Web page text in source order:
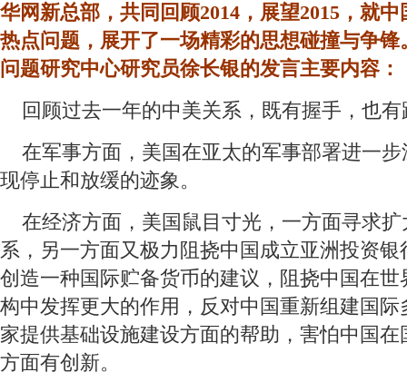
华网新总部，共同回顾2014，展望2015，就
热点问题，展开了一场精彩的思想碰撞与争
问题研究中心研究员徐长银的发言主要内容：
回顾过去一年的中美关系，既有握手，也有
在军事方面，美国在亚太的军事部署进一步
现停止和放缓的迹象。
在经济方面，美国鼠目寸光，一方面寻求扩
系，另一方面又极力阻挠中国成立亚洲投资
创造一种国际贮备货币的建议，阻挠中国在
构中发挥更大的作用，反对中国重新组建国
家提供基础设施建设方面的帮助，害怕中国
方面有创新。